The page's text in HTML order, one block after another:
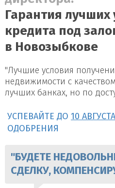
Гарантия лучших
кредита под
в Новозыбкове
"Лучшие условия
недвижимости с
лучших банках, но по
УСПЕВАЙТЕ ДО 10 АВГУСТА
ОДОБРЕНИЯ
"БУДЕТЕ
СДЕЛКУ,